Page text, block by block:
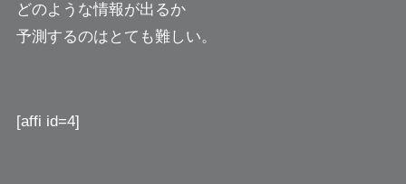
どのような情報が出るか
予測するのはとても難しい。
[affi id=4]